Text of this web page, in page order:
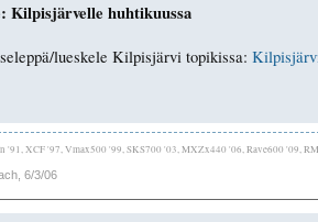
Kilpisjärvelle huhtikuussa
lueskele Kilpisjärvi topikissa:
'91, XCF '97, Vmax500 '99, SKS700 '03, MXZx440 '06, Rave600 '09,
6/3/06